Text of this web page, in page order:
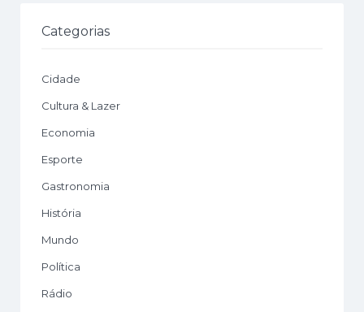
Categorias
Cidade
Cultura & Lazer
Economia
Esporte
Gastronomia
História
Mundo
Política
Rádio